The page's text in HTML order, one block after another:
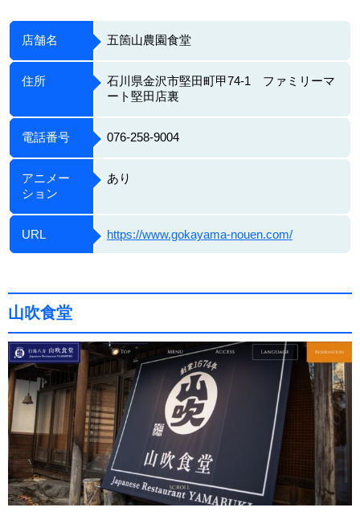
店舗名 五箇山農園食堂
住所
石川県金沢市堅田町甲74-1 ファミリーマ
ート堅田店裏
電話番号 076-258-9004
アニメー
ション
あり
URL https://www.gokayama-nouen.com/
山吹食堂